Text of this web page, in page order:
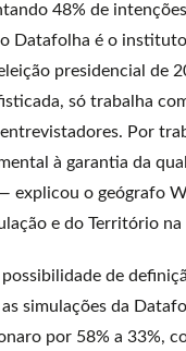
48% de
Datafolha é o
presidencial de
só trabalha
Por
à garantia da
explicou o geógrafo
e do Território
possibilidade de
simulações da
por 58% a 33%,